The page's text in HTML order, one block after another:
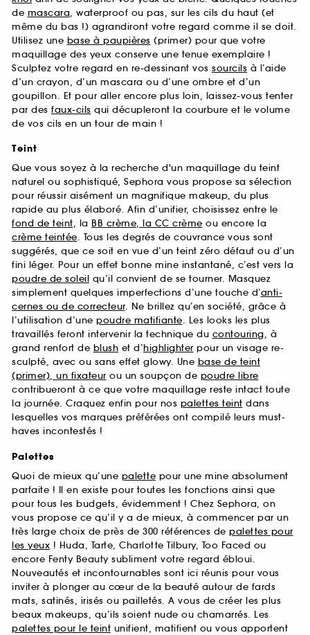
de mascara, waterproof ou pas, sur les cils du haut (et
même du bas !) agrandiront votre regard comme il se doit.
Utilisez une base à paupières (primer) pour que votre
maquillage des yeux conserve une tenue exemplaire !
Sculptez votre regard en re-dessinant vos sourcils à l’aide
d’un crayon, d’un mascara ou d’une ombre et d’un
goupillon. Et pour aller encore plus loin, laissez-vous tenter
par des faux-cils qui décupleront la courbure et le volume
de vos cils en un tour de main !
Teint
Que vous soyez à la recherche d'un maquillage du teint
naturel ou sophistiqué, Sephora vous propose sa sélection
pour réussir aisément un magnifique makeup, du plus
rapide au plus élaboré. Afin d’unifier, choisissez entre le
fond de teint, la BB crème, la CC crème ou encore la
crème teintée. Tous les degrés de couvrance vous sont
suggérés, que ce soit en vue d’un teint zéro défaut ou d’un
fini léger. Pour un effet bonne mine instantané, c’est vers la
poudre de soleil qu’il convient de se tourner. Masquez
simplement quelques imperfections d’une touche d’anti-
cernes ou de correcteur. Ne brillez qu’en société, grâce à
l’utilisation d’une poudre matifiante. Les looks les plus
travaillés feront intervenir la technique du contouring, à
grand renfort de blush et d’highlighter pour un visage re-
sculpté, avec ou sans effet glowy. Une base de teint
(primer), un fixateur ou un soupçon de poudre libre
contribueront à ce que votre maquillage reste intact toute
la journée. Craquez enfin pour nos palettes teint dans
lesquelles vos marques préférées ont compilé leurs must-
haves incontestés !
Palettes
Quoi de mieux qu’une palette pour une mine absolument
parfaite ! Il en existe pour toutes les fonctions ainsi que
pour tous les budgets, évidemment ! Chez Sephora, on
vous propose ce qu’il y a de mieux, à commencer par un
très large choix de près de 300 références de palettes pour
les yeux ! Huda, Tarte, Charlotte Tilbury, Too Faced ou
encore Fenty Beauty subliment votre regard ébloui.
Nouveautés et incontournables sont ici réunis pour vous
inviter à plonger au cœur de la beauté autour de fards
mats, satinés, irisés ou pailletés. A vous de créer les plus
beaux makeups, qu’ils soient nude ou chamarrés. Les
palettes pour le teint unifient, matifient ou vous apportent